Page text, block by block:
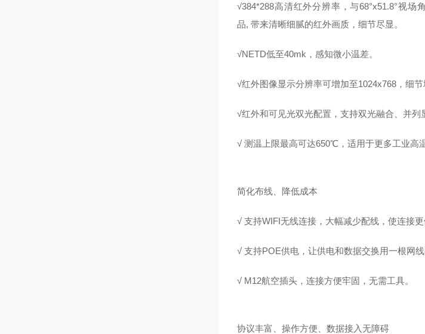
√384*288高清红外分辨率，与68°x51.8°视
品, 带来清晰细腻的红外画质，细节尽显。
√NETD低至40mk，感知微小温差。
√红外图像显示分辨率可增加至1024x768，细节
√红外和可见光双光配置，支持双光融合、并列
√ 测温上限最高可达650℃，适用于更多工业高
简化布线、降低成本
√ 支持WIFI无线连接，大幅减少配线，使连接
√ 支持POE供电，让供电和数据交换用一根网线
√ M12航空插头，连接方便牢固，无需工具。
协议丰富、操作方便、数据接入无障碍